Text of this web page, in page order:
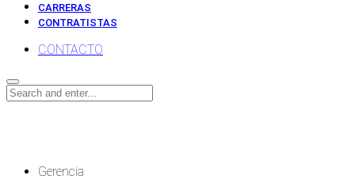
CARRERAS
CONTRATISTAS
CONTACTO
Gerencia